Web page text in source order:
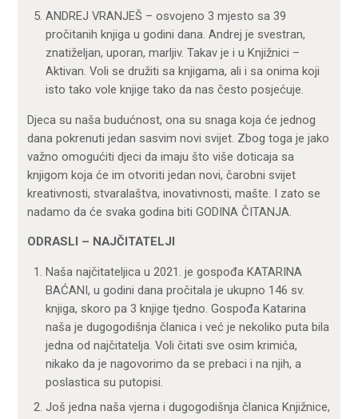
ANDREJ VRANJEŠ – osvojeno 3 mjesto sa 39
pročitanih knjiga u godini dana. Andrej je svestran,
znatiželjan, uporan, marljiv. Takav je i u Knjižnici –
Aktivan. Voli se družiti sa knjigama, ali i sa onima koji
isto tako vole knjige tako da nas često posjećuje.
Djeca su naša budućnost, ona su snaga koja će jednog
dana pokrenuti jedan sasvim novi svijet. Zbog toga je jako
važno omogućiti djeci da imaju što više doticaja sa
knjigom koja će im otvoriti jedan novi, čarobni svijet
kreativnosti, stvaralaštva, inovativnosti, mašte. I zato se
nadamo da će svaka godina biti GODINA ČITANJA.
ODRASLI – NAJČITATELJI
Naša najčitateljica u 2021. je gospođa KATARINA
BAĆANI, u godini dana pročitala je ukupno 146 sv.
knjiga, skoro pa 3 knjige tjedno. Gospođa Katarina
naša je dugogodišnja članica i već je nekoliko puta bila
jedna od najčitatelja. Voli čitati sve osim krimića,
nikako da je nagovorimo da se prebaci i na njih, a
poslastica su putopisi.
Još jedna naša vjerna i dugogodišnja članica Knjižnice,